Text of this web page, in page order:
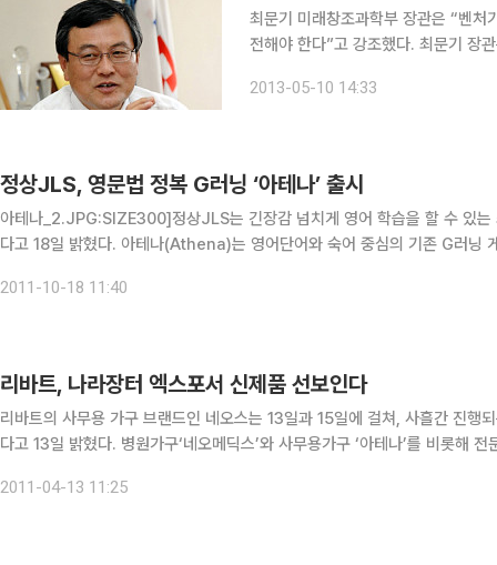
최문기 미래창조과학부 장관은 “벤처
전해야 한다”고 강조했다. 최문기 장관은 9일(현지시간) 미국 실리콘밸리에서 현지 진출 국내기업
정책간담회에서는 크리스 베리
2013-05-10 14:33
정상JLS, 영문법 정복 G러닝 ‘아테나’ 출시
아테나_2.JPG:SIZE300]정상JLS는 긴장감 넘치게 영어 학습을 할 수 있
다고 18일 밝혔다. 아테나(Athena)는 영어단어와 숙어 중심의 기존 G러닝 게임과 달리 최초로 영문법을 공부할 수 있는 게임이다. 대결
2011-10-18 11:40
리바트, 나라장터 엑스포서 신제품 선보인다
리바트의 사무용 가구 브랜드인 네오스는 13일과 15일에 걸쳐, 사흘간 진행
다고 13일 밝혔다. 병원가구‘네오메딕스’와 사무용가구 ‘아테나’를 비롯해
2011-04-13 11:25